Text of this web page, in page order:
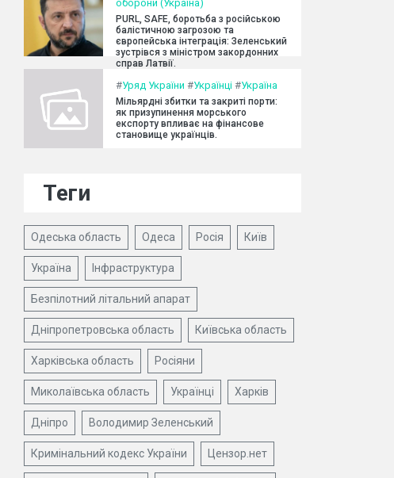
оборони (Україна)
PURL, SAFE, боротьба з російською
балістичною загрозою та
європейська інтеграція: Зеленський
зустрівся з міністром закордонних
справ Латвії.
#Уряд України #Українці #Україна
Мільярдні збитки та закриті порти:
як призупинення морського
експорту впливає на фінансове
становище українців.
Теги
Одеська область Одеса Росія Київ
Україна Інфраструктура
Безпілотний літальний апарат
Дніпропетровська область Київська область
Харківська область Росіяни
Миколаївська область Українці Харків
Дніпро Володимир Зеленський
Кримінальний кодекс України Цензор.нет